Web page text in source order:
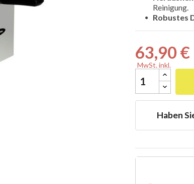
Reinigung.
Robustes
63,90 €
MwSt. inkl.
Haben